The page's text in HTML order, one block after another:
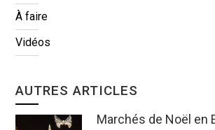
À faire
Vidéos
AUTRES ARTICLES
Marchés de Noël en